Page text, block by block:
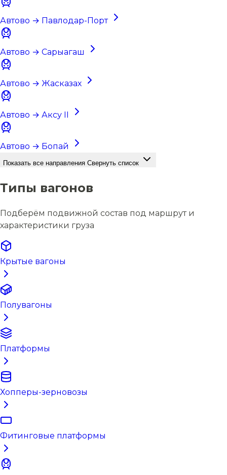
Автово → Павлодар-Порт
Автово → Сарыагаш
Автово → Жасказах
Автово → Аксу II
Автово → Бопай
Показать все направления Свернуть список
Типы вагонов
Подберём подвижной состав под маршрут и
характеристики груза
Крытые вагоны
Полувагоны
Платформы
Хопперы-зерновозы
Фитинговые платформы